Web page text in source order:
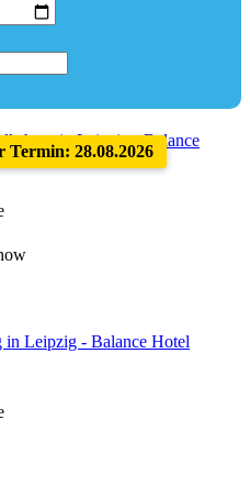
Termin: 28.08.2026